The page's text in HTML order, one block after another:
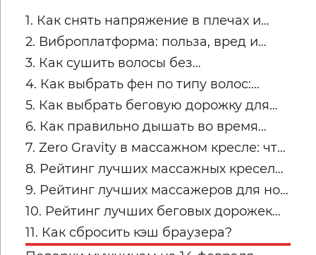
1. Как снять напряжение в плечах и
трапециях после рабочего дня
2. Виброплатформа: польза, вред и
советы по безопасным занятиям
3. Как сушить волосы без
пересушивания
4. Как выбрать фен по типу волос:
тонкие, кудрявые, пористые и
окрашенные
5. Как выбрать беговую дорожку для
квартиры
6. Как правильно дышать во время
силовых упражнений и кардио
7. Zero Gravity в массажном кресле: что
это и кому подходит
8. Рейтинг лучших массажных кресел
для дома: топ-модели Yamaguchi
9. Рейтинг лучших массажеров для ног
Yamaguchi: какую модель купить для
дома в 2026 году?
10. Рейтинг лучших беговых дорожек
для дома от Yamaguchi: какую модель
11. Как сбросить кэш браузера?